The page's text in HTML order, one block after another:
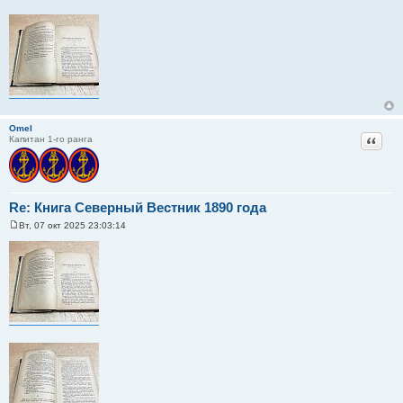
Omel
Капитан 1-го ранга
Re: Книга Северный Вестник 1890 года
о
о
б
щ
е
и
Вт, 07 окт 2025 23:03:14